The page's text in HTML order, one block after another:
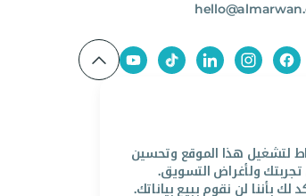
لتشغيل هذا الموقع وتحسين
ولأغراض التسويق.
بأننا لن نقوم ببيع بياناتك.